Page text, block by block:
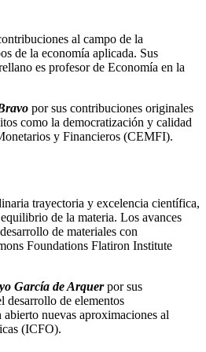
al campo de la
de la economía aplicada. Sus
es profesor de Economía en la
por sus contribuciones originales
como la democratización y calidad
y Financieros (CEMFI).
trayectoria y excelencia científica,
de la materia. Los avances
de materiales con
Foundations Flatiron Institute
García de Arquerpor sus
desarrollo de elementos
nuevas aproximaciones al
(ICFO).